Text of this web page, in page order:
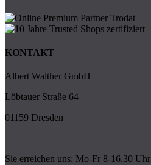
KONTAKT
Albert Walther GmbH
Löbtauer Straße 64
01159 Dresden
Sie erreichen uns: Mo-Fr 8-16.30 Uhr